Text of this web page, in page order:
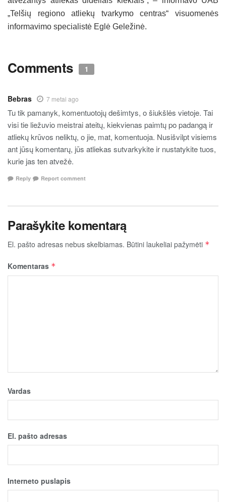
„Telšių regiono atliekų tvarkymo centras“ visuomenės
informavimo specialistė Eglė Geležinė.
Comments 1
Bebras 7 metai ago
Tu tik pamanyk, komentuotojų dešimtys, o šiukšlės vietoje. Tai
visi tie liežuvio meistrai ateitų, kiekvienas paimtų po padangą ir
atliekų krūvos neliktų, o jie, mat, komentuoja. Nusišvilpt visiems
ant jūsų komentarų, jūs atliekas sutvarkykite ir nustatykite tuos,
kurie jas ten atvežė.
Reply Report comment
Parašykite komentarą
El. pašto adresas nebus skelbiamas. Būtini laukeliai pažymėti *
Komentaras *
Vardas
El. pašto adresas
Interneto puslapis